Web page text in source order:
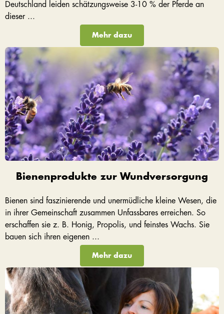
Deutschland leiden schätzungsweise 3-10 % der Pferde an
dieser ...
Mehr dazu
Bienenprodukte zur Wundversorgung
Bienen sind faszinierende und unermüdliche kleine Wesen, die
in ihrer Gemeinschaft zusammen Unfassbares erreichen. So
erschaffen sie z. B. Honig, Propolis, und feinstes Wachs. Sie
bauen sich ihren eigenen ...
Mehr dazu